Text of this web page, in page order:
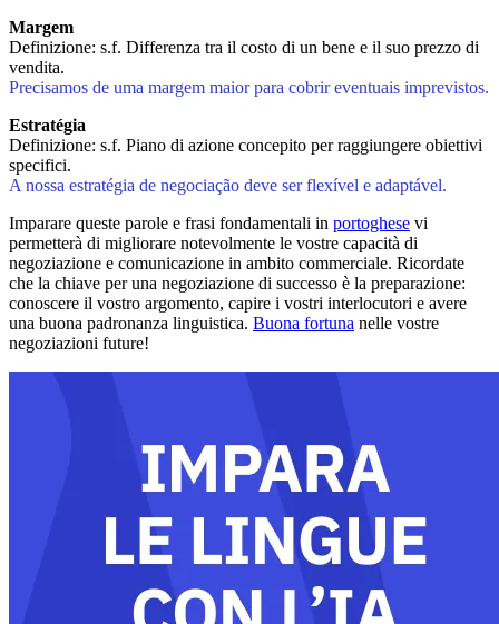
Margem
Definizione: s.f. Differenza tra il costo di un bene e il suo prezzo di
vendita.
Precisamos de uma margem maior para cobrir eventuais imprevistos.
Estratégia
Definizione: s.f. Piano di azione concepito per raggiungere obiettivi
specifici.
A nossa estratégia de negociação deve ser flexível e adaptável.
Imparare queste parole e frasi fondamentali in portoghese vi
permetterà di migliorare notevolmente le vostre capacità di
negoziazione e comunicazione in ambito commerciale. Ricordate
che la chiave per una negoziazione di successo è la preparazione:
conoscere il vostro argomento, capire i vostri interlocutori e avere
una buona padronanza linguistica. Buona fortuna nelle vostre
negoziazioni future!